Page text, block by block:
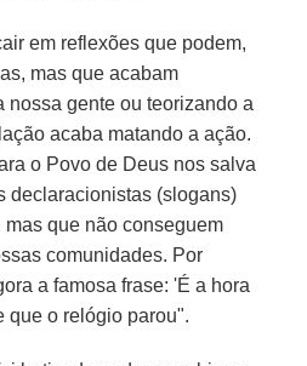
em reflexões que podem,
mas que acabam
nossa gente ou teorizando a
acaba matando a ação.
o Povo de Deus nos salva
declaracionistas (slogans)
que não conseguem
comunidades. Por
a famosa frase: 'É a hora
que o relógio parou".